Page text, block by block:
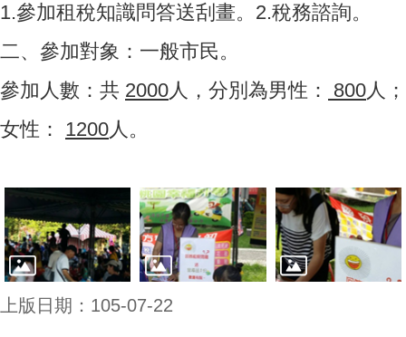
1.參加租稅知識問答送刮畫。2.稅務諮詢。
二、參加對象：一般市民。
參加人數：共 2000人，分別為男性： 800人；
女性： 1200人。
上版日期：105-07-22